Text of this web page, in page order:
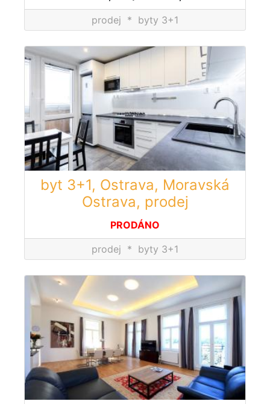
prodej * byty 3+1
byt 3+1, Ostrava, Moravská
Ostrava, prodej
PRODÁNO
prodej * byty 3+1